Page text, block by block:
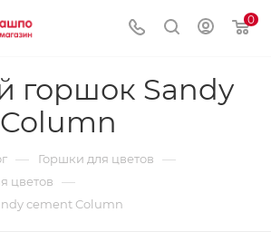
0
горшок Sandy
— Горшки для цветов —
цветов —
cement Column